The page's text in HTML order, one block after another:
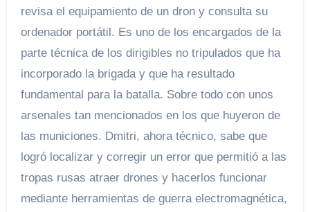
revisa el equipamiento de un dron y consulta su
ordenador portátil. Es uno de los encargados de la
parte técnica de los dirigibles no tripulados que ha
incorporado la brigada y que ha resultado
fundamental para la batalla. Sobre todo con unos
arsenales tan mencionados en los que huyeron de
las municiones. Dmitri, ahora técnico, sabe que
logró localizar y corregir un error que permitió a las
tropas rusas atraer drones y hacerlos funcionar
mediante herramientas de guerra electromagnética,